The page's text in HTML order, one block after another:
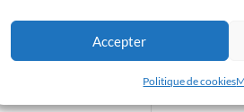
Accepter
Politique de cookies